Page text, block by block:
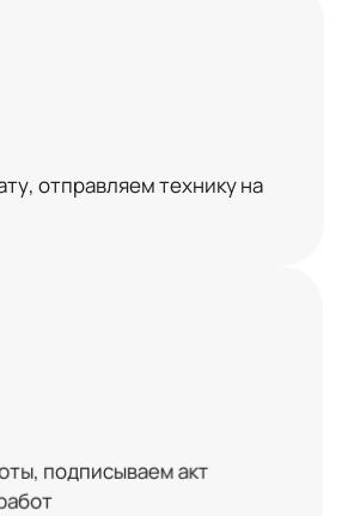
отправляем технику на
подписываем акт